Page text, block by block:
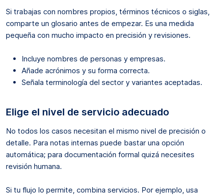
Si trabajas con nombres propios, términos técnicos o siglas,
comparte un glosario antes de empezar. Es una medida
pequeña con mucho impacto en precisión y revisiones.
Incluye nombres de personas y empresas.
Añade acrónimos y su forma correcta.
Señala terminología del sector y variantes aceptadas.
Elige el nivel de servicio adecuado
No todos los casos necesitan el mismo nivel de precisión o
detalle. Para notas internas puede bastar una opción
automática; para documentación formal quizá necesites
revisión humana.
Si tu flujo lo permite, combina servicios. Por ejemplo, usa